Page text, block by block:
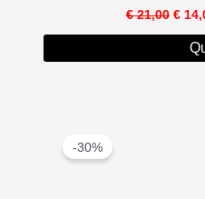
€21,00 Il
prezzo
era:
€
-30%